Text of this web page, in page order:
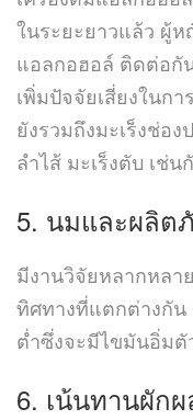
ในระยะยาวแล้ว ผู้
แอลกอฮอล์ ติดต่อกั
เพิ่มปัจจัยเสี่ยงในก
ยังรวมถึงมะเร็งช่อง
ลำไส้ มะเร็งตับ เช่
5. นมและผลิ
มีงานวิจัยหลากหล
ทิศทางที่แตกต่างกั
ต่ำซึ่งจะมีไขมันอิ่ม
6. เน้นทานผัก